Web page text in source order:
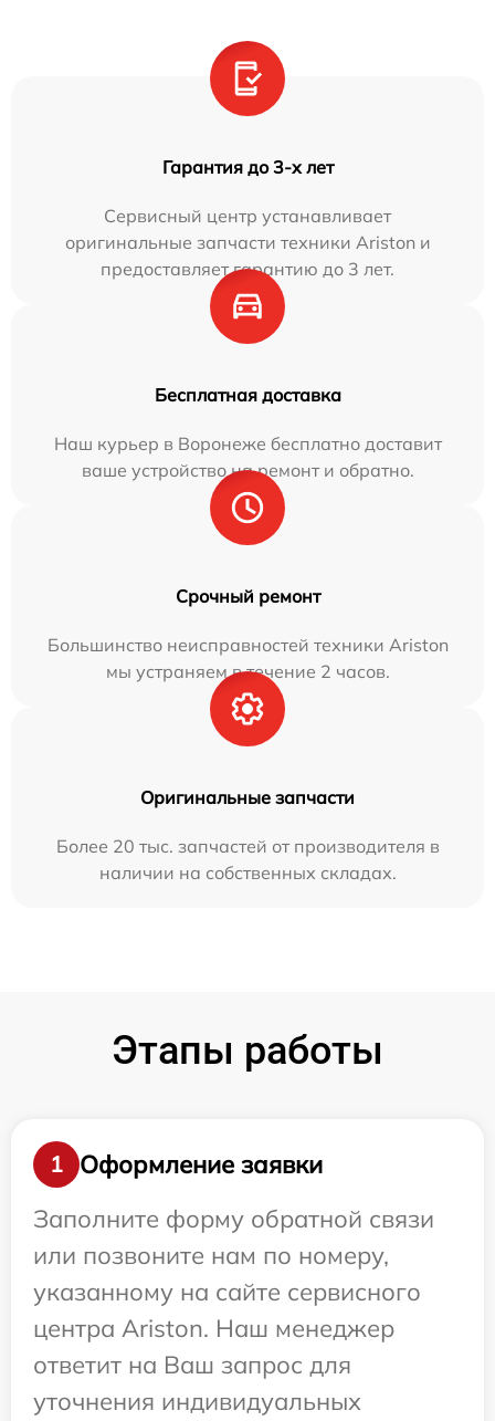
Гарантия до 3-х лет
Сервисный центр устанавливает
оригинальные запчасти техники Ariston и
предоставляет гарантию до 3 лет.
Бесплатная доставка
Наш курьер в Воронеже бесплатно доставит
ваше устройство на ремонт и обратно.
Срочный ремонт
Большинство неисправностей техники Ariston
мы устраняем в течение 2 часов.
Оригинальные запчасти
Более 20 тыс. запчастей от производителя в
наличии на собственных складах.
Этапы работы
1
Оформление заявки
Заполните форму обратной связи
или позвоните нам по номеру,
указанному на сайте сервисного
центра Ariston. Наш менеджер
ответит на Ваш запрос для
уточнения индивидуальных